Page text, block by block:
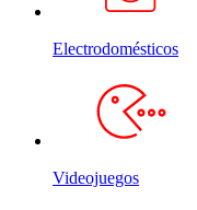
Electrodomésticos
Videojuegos